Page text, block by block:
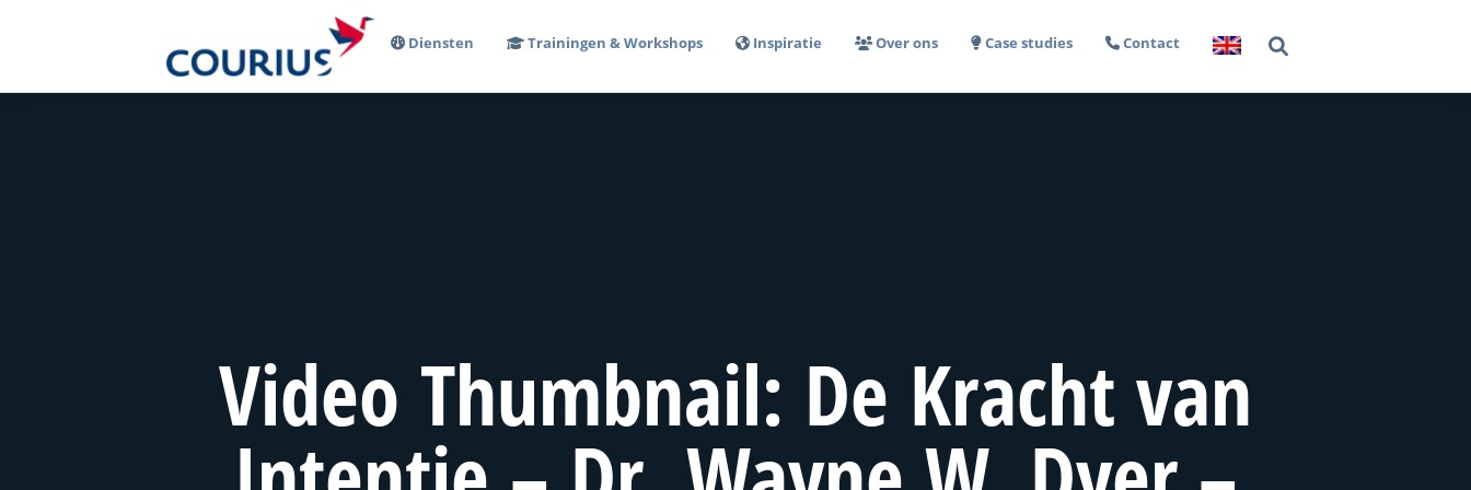
Diensten Trainingen & Workshops Inspiratie Over ons Case studies Contact
Video Thumbnail: De Kracht van